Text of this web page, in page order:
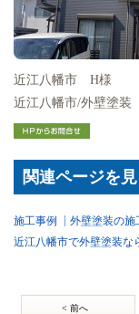
近江八幡市 H様
近江八幡市/外壁塗装
関連ページを
施工事例 外壁塗装の施
近江八幡市で外壁塗装な
< 前へ